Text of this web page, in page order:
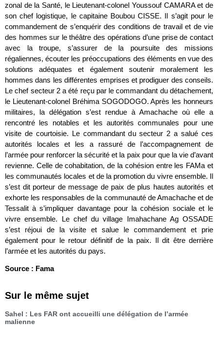
zonal de la Santé, le Lieutenant-colonel Youssouf CAMARA et de
son chef logistique, le capitaine Boubou CISSE. Il s’agit pour le
commandement de s’enquérir des conditions de travail et de vie
des hommes sur le théâtre des opérations d’une prise de contact
avec la troupe, s’assurer de la poursuite des missions
régaliennes, écouter les préoccupations des éléments en vue des
solutions adéquates et également soutenir moralement les
hommes dans les différentes emprises et prodiguer des conseils.
Le chef secteur 2 a été reçu par le commandant du détachement,
le Lieutenant-colonel Bréhima SOGODOGO. Après les honneurs
militaires, la délégation s’est rendue à Amachache où elle a
rencontré les notables et les autorités communales pour une
visite de courtoisie. Le commandant du secteur 2 a salué ces
autorités locales et les a rassuré de l’accompagnement de
l’armée pour renforcer la sécurité et la paix pour que la vie d’avant
revienne. Celle de cohabitation, de la cohésion entre les FAMa et
les communautés locales et de la promotion du vivre ensemble. Il
s’est dit porteur de message de paix de plus hautes autorités et
exhorte les responsables de la communauté de Amachache et de
Tessalit à s’impliquer davantage pour la cohésion sociale et le
vivre ensemble. Le chef du village Imahachane Ag OSSADE
s’est réjoui de la visite et salue le commandement et prie
également pour le retour définitif de la paix. Il dit être derrière
l’armée et les autorités du pays.
Source : Fama
Sur le même sujet
Sahel : Les FAR ont accueilli une délégation de l’armée
malienne